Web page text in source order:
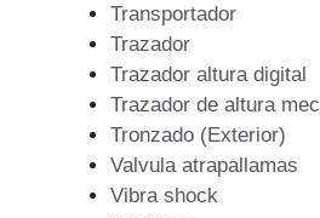
Transportador
Trazador
Trazador altura digital
Trazador de altura
Tronzado (Exterior)
Valvula atrapallamas
Vibra shock